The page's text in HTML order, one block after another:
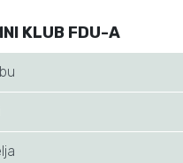
KLUB FDU-A